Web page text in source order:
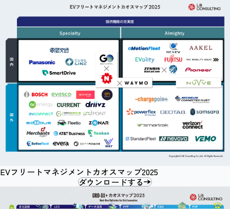
EVフリートマネジメントカオスマップ2025
ダウンロードする